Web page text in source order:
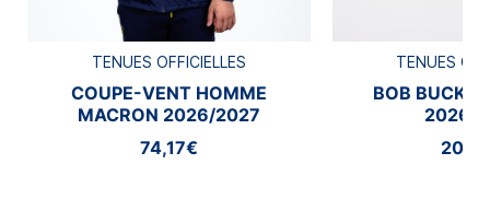
TENUES OFFICIELLES
COUPE-VENT HOMME
MACRON 2026/2027
74,17€
TENUES
BOB
2026/